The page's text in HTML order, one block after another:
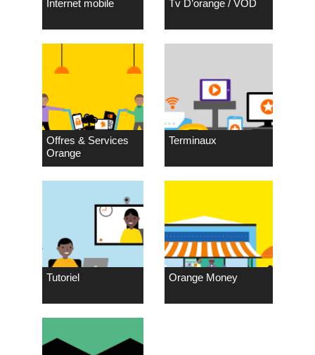
Internet mobile Tv D’orange / VOD
Offres & Services
Orange
Terminaux
Tutoriel Orange Money